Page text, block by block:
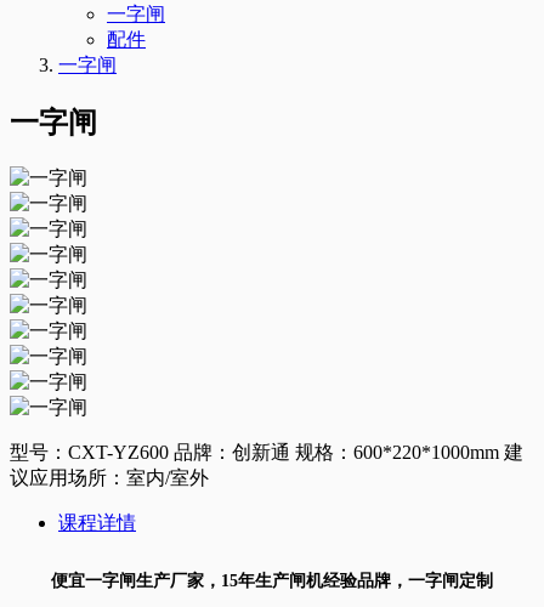
一字闸
配件
一字闸
一字闸
型号：CXT-YZ600 品牌：创新通 规格：600*220*1000mm 建
议应用场所：室内/室外
课程详情
便宜一字闸生产厂家，15年生产闸机经验品牌，一字闸定制